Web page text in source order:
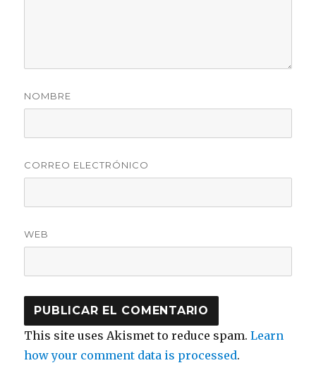
NOMBRE
CORREO ELECTRÓNICO
WEB
This site uses Akismet to reduce spam.Learn
how your comment data is processed.